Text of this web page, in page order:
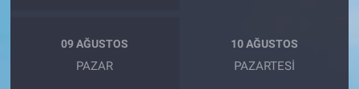
09 AĞUSTOS
PAZAR
10 AĞUSTOS
PAZARTESI